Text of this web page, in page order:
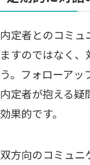
内定者とのコミ
ますのではなく
う。フォローアッ
内定者が抱える疑
効果的です。
双方向のコミュニ